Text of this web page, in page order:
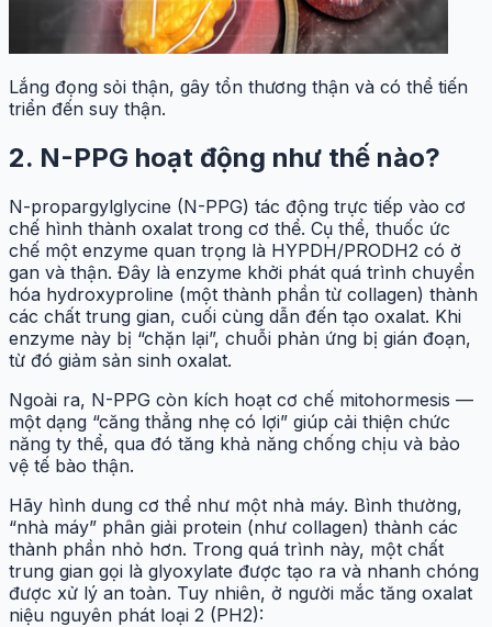
Lắng đọng sỏi thận, gây tổn thương thận và có thể tiến
triển đến suy thận.
2. N-PPG hoạt động như thế nào?
N-propargylglycine (N-PPG) tác động trực tiếp vào cơ
chế hình thành oxalat trong cơ thể. Cụ thể, thuốc ức
chế một enzyme quan trọng là HYPDH/PRODH2 có ở
gan và thận. Đây là enzyme khởi phát quá trình chuyển
hóa hydroxyproline (một thành phần từ collagen) thành
các chất trung gian, cuối cùng dẫn đến tạo oxalat. Khi
enzyme này bị “chặn lại”, chuỗi phản ứng bị gián đoạn,
từ đó giảm sản sinh oxalat.
Ngoài ra, N-PPG còn kích hoạt cơ chế mitohormesis —
một dạng “căng thẳng nhẹ có lợi” giúp cải thiện chức
năng ty thể, qua đó tăng khả năng chống chịu và bảo
vệ tế bào thận.
Hãy hình dung cơ thể như một nhà máy. Bình thường,
“nhà máy” phân giải protein (như collagen) thành các
thành phần nhỏ hơn. Trong quá trình này, một chất
trung gian gọi là glyoxylate được tạo ra và nhanh chóng
được xử lý an toàn. Tuy nhiên, ở người mắc tăng oxalat
niệu nguyên phát loại 2 (PH2):